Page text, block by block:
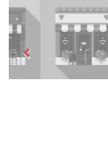
Zizurkilgo Udala
Zizurkil - Udaletxeak